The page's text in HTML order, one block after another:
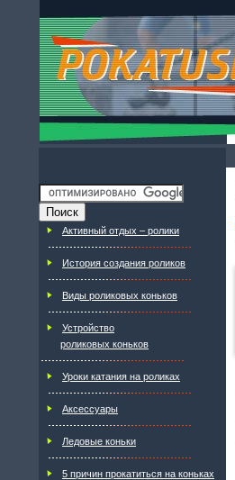
Активный отдых – ролики
История создания роликов
Виды роликовых коньков
Устройство
роликовых коньков
Уроки катания на роликах
Аксессуары
Ледовые коньки
5 причин прокатиться на коньках